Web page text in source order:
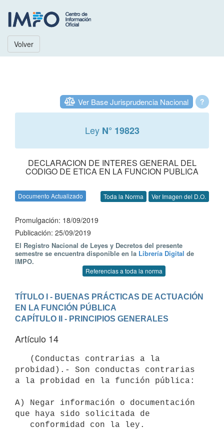
Volver
?
Ver Base Jurisprudencia Nacional
Ley N° 19823
DECLARACION DE INTERES GENERAL DEL
CODIGO DE ETICA EN LA FUNCION PUBLICA
Documento Actualizado Toda la Norma Ver Imagen del D.O.
Promulgación: 18/09/2019
Publicación: 25/09/2019
El Registro Nacional de Leyes y Decretos del presente
semestre se encuentra disponible en la Librería Digital de
IMPO.
Referencias a toda la norma
TÍTULO I - BUENAS PRÁCTICAS DE ACTUACIÓN
EN LA FUNCIÓN PÚBLICA
CAPÍTULO II - PRINCIPIOS GENERALES
Artículo 14
probidad).- Son conductas contrarias
a la probidad en la función pública:
A) Negar información o documentación
que haya sido solicitada de